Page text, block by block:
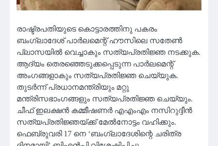
രാഷ്ട്രപതിയുടെ കൊട്ടാരത്തിനു പകരം
ബംഗ്ലാദേശ് പാര്‍ലമെന്റ് ഹൗസിലെ സതേണ്‍
പ്ലാസയില്‍ വെച്ചാകും സത്യപ്രതിജ്ഞ നടക്കുക.
ആദ്യം തെരഞ്ഞെടുക്കപ്പെടുന്ന പാര്‍ലമെന്റ്
അംഗങ്ങളാകും സത്യപ്രതിജ്ഞ ചെയ്യുക.
തുടര്‍ന്ന് പ്രധാനമന്ത്രിയും മറ്റു
മന്ത്രിസഭാംഗങ്ങളും സത്യപ്രതിജ്ഞ ചെയ്യും.
ചീഫ് ഇലക്ഷന്‍ കമ്മീഷണര്‍ എഎംഎം നസിറുദ്ദീന്‍
സത്യപ്രതിജ്ഞയ്ക്ക് മേല്‍നോട്ടം വഹിക്കും.
ഫെബ്രുവരി 17 നെ ‘ബംഗ്ലാദേശിന്റെ ചരിത്ര